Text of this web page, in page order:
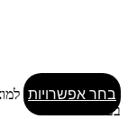
בחר אפשרויות
בעמוד המוצר